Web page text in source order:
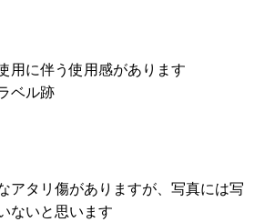
用に伴う使用感があります
ベル跡
アタリ傷がありますが、写真には写
ないと思います